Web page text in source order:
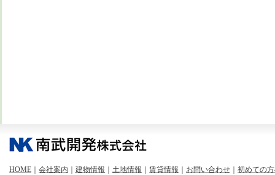
HOME 会社案内 建物情報 土地情報 賃貸情報 お問い合わせ 初めての